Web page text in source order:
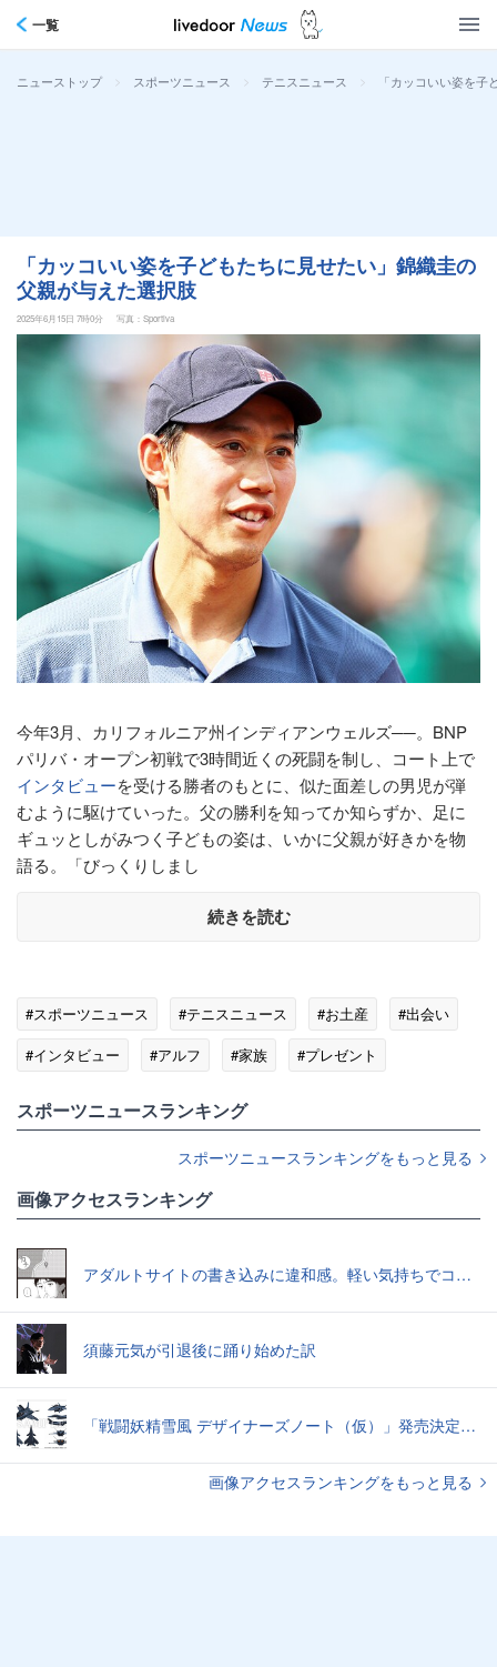
一覧
ニューストップ > スポーツニュース > テニスニュース > 「カッコいい姿を
「カッコいい姿を子どもたちに見せたい」錦織圭の
父親が与えた選択肢
2025年6月15日 7時0分 写真：Sportiva
今年3月、カリフォルニア州インディアンウェルズ──。BNP
パリバ・オープン初戦で3時間近くの死闘を制し、コート上で
インタビューを受ける勝者のもとに、似た面差しの男児が弾
むように駆けていった。父の勝利を知ってか知らずか、足に
ギュッとしがみつく子どもの姿は、いかに父親が好きかを物
語る。「びっくりしまし
続きを読む
#スポーツニュース #テニスニュース #お土産
#出会い
#インタビュー
#アルフ #家族 #プレゼント
スポーツニュースランキング
スポーツニュースランキングをもっと見る
画像アクセスランキング
アダルトサイトの書き込みに違和感。軽い気持ちでコメントしてみると…／近畿地方のある場所について（1）
須藤元気が引退後に踊り始めた訳
「戦闘妖精雪風 デザイナーズノート（仮）」発売決定スーパーシルフやメイヴといった名機たちの“線”の妙味
画像アクセスランキングをもっと見る